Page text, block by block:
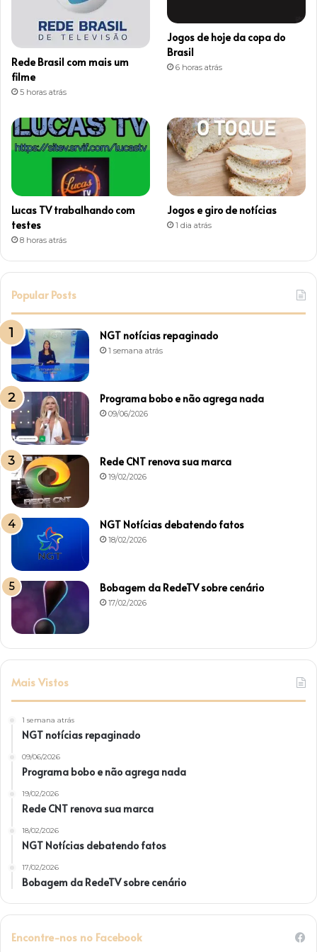
r
a
Rede Brasil com mais um
filme
5 horas atrás
Jogos de hoje da copa do
Brasil
6 horas atrás
Lucas TV trabalhando com
testes
8 horas atrás
Jogos e giro de notícias
1 dia atrás
Popular Posts
NGT notícias repaginado
1 semana atrás
Programa bobo e não agrega nada
09/06/2026
Rede CNT renova sua marca
19/02/2026
NGT Notícias debatendo fatos
18/02/2026
Bobagem da RedeTV sobre cenário
17/02/2026
Mais Vistos
1 semana atrás
NGT notícias repaginado
09/06/2026
Programa bobo e não agrega nada
19/02/2026
Rede CNT renova sua marca
18/02/2026
NGT Notícias debatendo fatos
17/02/2026
Bobagem da RedeTV sobre cenário
Encontre-nos no Facebook